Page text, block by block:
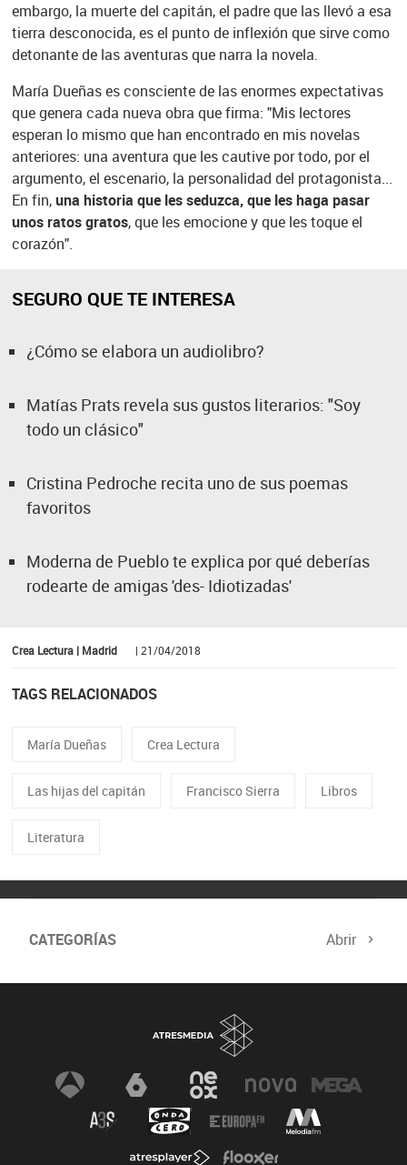
embargo, la muerte del capitán, el padre que las llevó a esa
tierra desconocida, es el punto de inflexión que sirve como
detonante de las aventuras que narra la novela.
María Dueñas es consciente de las enormes expectativas
que genera cada nueva obra que firma: "Mis lectores
esperan lo mismo que han encontrado en mis novelas
anteriores: una aventura que les cautive por todo, por el
argumento, el escenario, la personalidad del protagonista...
En fin,una historia que les seduzca, que les haga pasar
unos ratos gratos, que les emocione y que les toque el
corazón".
SEGURO QUE TE INTERESA
¿Cómo se elabora un audiolibro?
Matías Prats revela sus gustos literarios: "Soy
todo un clásico"
Cristina Pedroche recita uno de sus poemas
favoritos
Moderna de Pueblo te explica por qué deberías
rodearte de amigas 'des- Idiotizadas'
Crea Lectura | Madrid | 21/04/2018
TAGS RELACIONADOS
María Dueñas Crea Lectura
Las hijas del capitán Francisco Sierra Libros
Literatura
CATEGORÍAS Abrir